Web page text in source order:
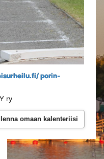
porin-
ry
omaan kalenteriisi